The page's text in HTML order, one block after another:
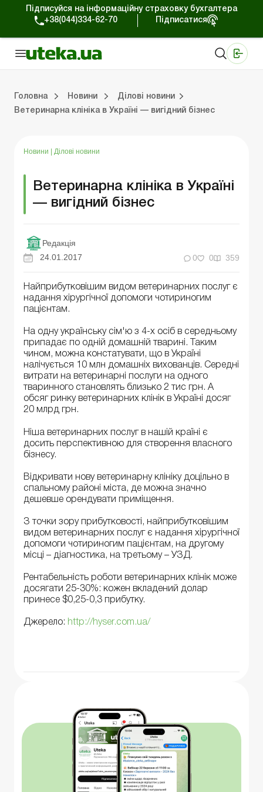
Підписуйся на інформаційну страховку бухгалтера
+38(044)334-62-70
Підписатися
Головна Новини
Ділові новини
Ветеринарна клініка в Україні — вигідний бізнес
Новини Ділові новини
Ветеринарна клініка в Україні
— вигідний бізнес
Редакція
24.01.2017
0 0 359
Найприбутковішим видом ветеринарних послуг є
надання хірургічної допомоги чотириногим
пацієнтам.
На одну українську сім'ю з 4-х осіб в середньому
припадає по одній домашній тварині. Таким
чином, можна констатувати, що в Україні
налічується 10 млн домашніх вихованців. Середні
витрати на ветеринарні послуги на одного
тваринного становлять близько 2 тис грн. А
обсяг ринку ветеринарних клінік в Україні досяг
20 млрд грн.
Ніша ветеринарних послуг в нашій країні є
досить перспективною для створення власного
бізнесу.
Відкривати нову ветеринарну клініку доцільно в
спальному районі міста, де можна значно
дешевше орендувати приміщення.
З точки зору прибутковості, найприбутковішим
видом ветеринарних послуг є надання хірургічної
допомоги чотириногим пацієнтам, на другому
місці – діагностика, на третьому – УЗД.
Рентабельність роботи ветеринарних клінік може
досягати 25-30%: кожен вкладений долар
принесе $0,25-0,3 прибутку.
Джерело: http://hyser.com.ua/